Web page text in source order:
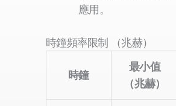
應用。
時鐘頻率限制 （兆赫）
時鐘
最小值
（兆赫）